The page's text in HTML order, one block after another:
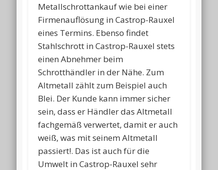
Metallschrottankauf wie bei einer
Firmenauflösung in Castrop-Rauxel
eines Termins. Ebenso findet
Stahlschrott in Castrop-Rauxel stets
einen Abnehmer beim
Schrotthändler in der Nähe. Zum
Altmetall zählt zum Beispiel auch
Blei. Der Kunde kann immer sicher
sein, dass er Händler das Altmetall
fachgemäß verwertet, damit er auch
weiß, was mit seinem Altmetall
passiert!. Das ist auch für die
Umwelt in Castrop-Rauxel sehr